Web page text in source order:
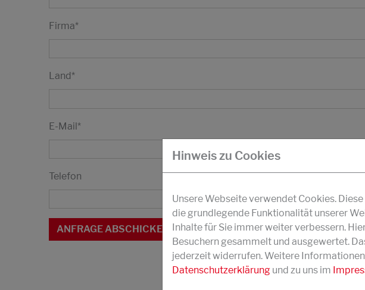
Firma*
Land*
E-Mail*
Telefon
Hinweis zu Cookies
Unsere Webseite verwendet Cookies.
die grundlegende Funktionalität unserer
Inhalte für Sie immer weiter verbessern.
Besuchern gesammelt und ausgewertet.
jederzeit widerrufen. Weitere
Datenschutzerklärung und zu uns im